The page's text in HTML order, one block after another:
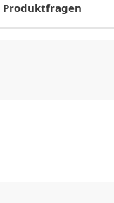
Produktfragen